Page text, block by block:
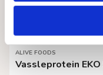
ALIVE FOODS